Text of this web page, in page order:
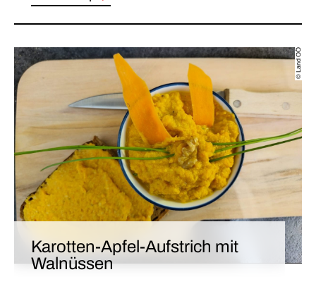
© Land OÖ
Karotten-Apfel-Aufstrich mit
Walnüssen